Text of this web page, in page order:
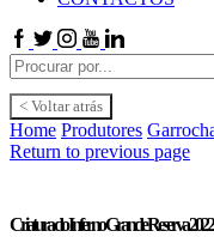
Facebook
TwitterInstagram
Youtube
Linkedin
Search
input
< Voltar atrás
Home Produtores
Return to previous page
Criatura do Inferno Grande Reserva 2022